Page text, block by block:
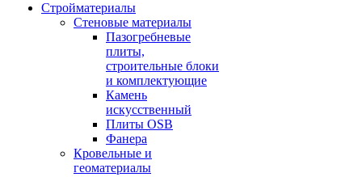
Стройматериалы
Стеновые материалы
Пазогребневые
плиты,
строительные блоки
и комплектующие
Камень
искусственный
Плиты OSB
Фанера
Кровельные и
геоматериалы